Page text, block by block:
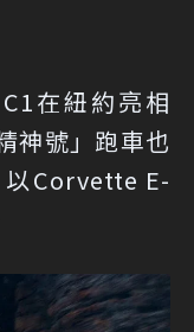
C1在紐約亮相
神號」跑車也
Corvette E-